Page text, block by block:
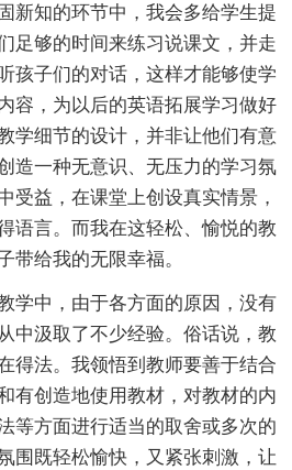
新知的环节中，我会多给学生提
足够的时间来练习说课文，并走
孩子们的对话，这样才能够使学
容，为以后的英语拓展学习做好
学细节的设计，并非让他们有意
造一种无意识、无压力的学习氛
受益，在课堂上创设真实情景，
语言。而我在这轻松、愉悦的教
带给我的无限幸福。
中，由于各方面的原因，没有
中汲取了不少经验。俗话说，教
得法。我领悟到教师要善于结合
有创造地使用教材，对教材的内
等方面进行适当的取舍或多次的
围既轻松愉快，又紧张刺激，让